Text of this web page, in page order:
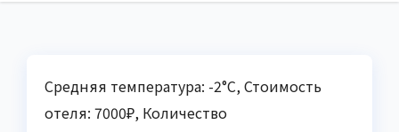
Средняя температура: -2°C, Стоимость
отеля: 7000₽, Количество